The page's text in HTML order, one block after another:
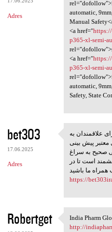
Adres
automatic,
Manual
<a href="
p365-xl-semi-
<a href="
p365-xl-semi-
automatic,
Safety, State
bet303
17.06.2025
Adres
آن داریم
علاقمندان به
پیش بینی
صحیح به سراغ
است تا در
https://
Robertget India Pharm
India Pharm
http://